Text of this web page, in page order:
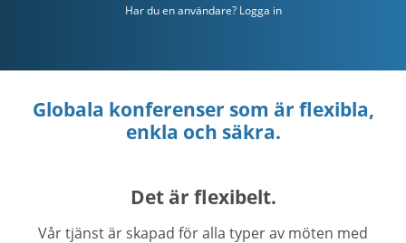
Har du en användare? Logga in
Globala konferenser som är flexibla,
enkla och säkra.
Det är flexibelt.
Vår tjänst är skapad för alla typer av möten med